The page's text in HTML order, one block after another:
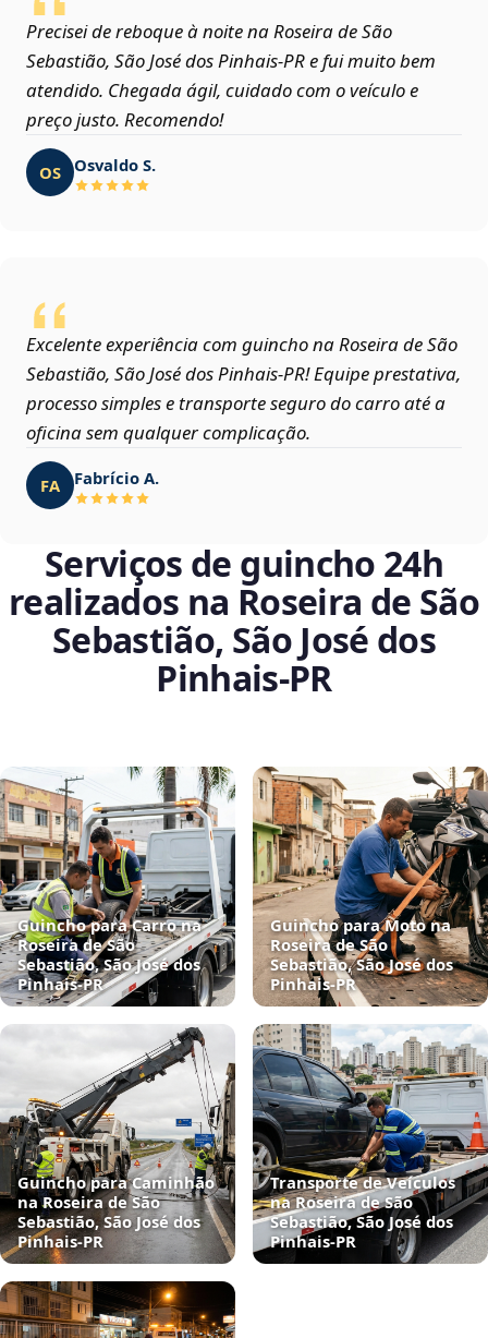
Precisei de reboque à noite na Roseira de São
Sebastião, São José dos Pinhais‑PR e fui muito bem
atendido. Chegada ágil, cuidado com o veículo e
preço justo. Recomendo!
OS Osvaldo S.
Excelente experiência com guincho na Roseira de São
Sebastião, São José dos Pinhais‑PR! Equipe prestativa,
processo simples e transporte seguro do carro até a
oficina sem qualquer complicação.
FA Fabrício A.
Serviços de guincho 24h
realizados na Roseira de São
Sebastião, São José dos
Pinhais‑PR
Guincho para Carro na
Roseira de São
Sebastião, São José dos
Pinhais‑PR
Guincho para Moto na
Roseira de São
Sebastião, São José dos
Pinhais‑PR
Guincho para Caminhão
na Roseira de São
Sebastião, São José dos
Pinhais‑PR
Transporte de Veículos
na Roseira de São
Sebastião, São José dos
Pinhais‑PR